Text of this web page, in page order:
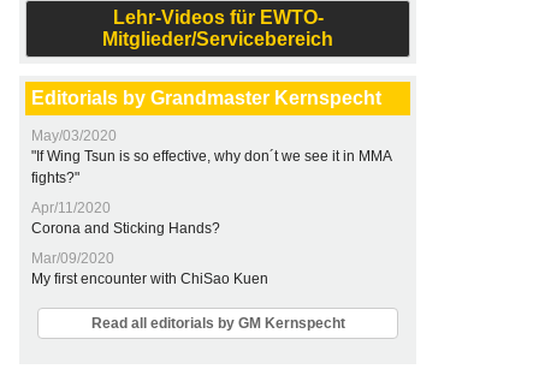
Lehr-Videos für EWTO-
Mitglieder/Servicebereich
Editorials by Grandmaster Kernspecht
May/03/2020
"If Wing Tsun is so effective, why don´t we see it in MMA
fights?"
Apr/11/2020
Corona and Sticking Hands?
Mar/09/2020
My first encounter with ChiSao Kuen
Read all editorials by GM Kernspecht